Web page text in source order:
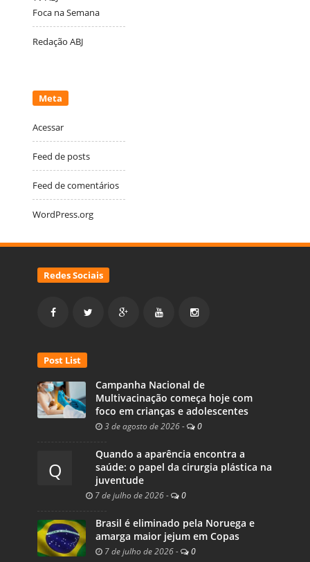
Foca na Semana
Redação ABJ
Meta
Acessar
Feed de posts
Feed de comentários
WordPress.org
Redes Sociais
Post List
Campanha Nacional de
Multivacinação começa hoje com
foco em crianças e adolescentes
3 de agosto de 2026 - 0
Q
Quando a aparência encontra a
saúde: o papel da cirurgia plástica na
juventude
7 de julho de 2026 - 0
Brasil é eliminado pela Noruega e
amarga maior jejum em Copas
7 de julho de 2026 - 0